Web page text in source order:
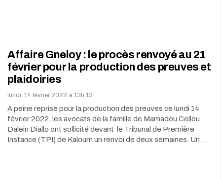
Affaire Gneloy : le procès renvoyé au 21
février pour la production des preuves et
plaidoiries
lundi, 14 février 2022 à 13h:13
A peine reprise pour la production des preuves ce lundi 14
février 2022, les avocats de la famille de Mamadou Cellou
Dalein Diallo ont sollicité devant le Tribunal de Première
Instance (TPI) de Kaloum un renvoi de deux semaines. Un…